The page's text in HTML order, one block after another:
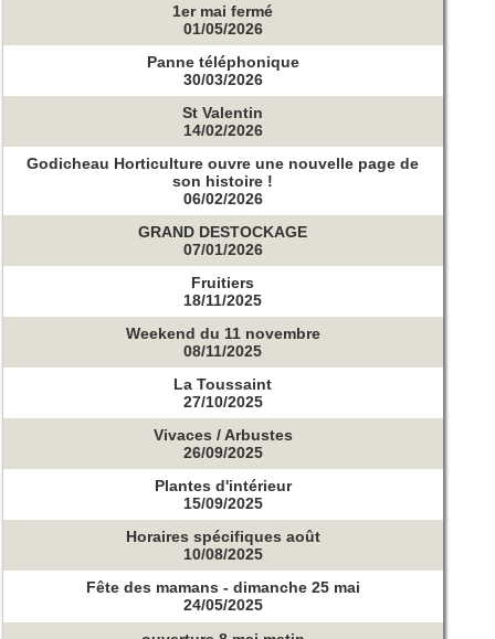
1er mai fermé
01/05/2026
Panne téléphonique
30/03/2026
St Valentin
14/02/2026
Godicheau Horticulture ouvre une nouvelle page de
son histoire !
06/02/2026
GRAND DESTOCKAGE
07/01/2026
Fruitiers
18/11/2025
Weekend du 11 novembre
08/11/2025
La Toussaint
27/10/2025
Vivaces / Arbustes
26/09/2025
Plantes d'intérieur
15/09/2025
Horaires spécifiques août
10/08/2025
Fête des mamans - dimanche 25 mai
24/05/2025